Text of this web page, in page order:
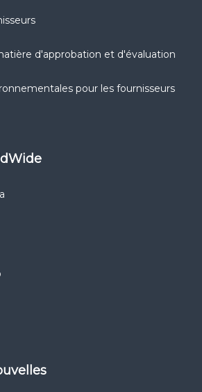
d'approbation et d'évaluation
pour les fournisseurs